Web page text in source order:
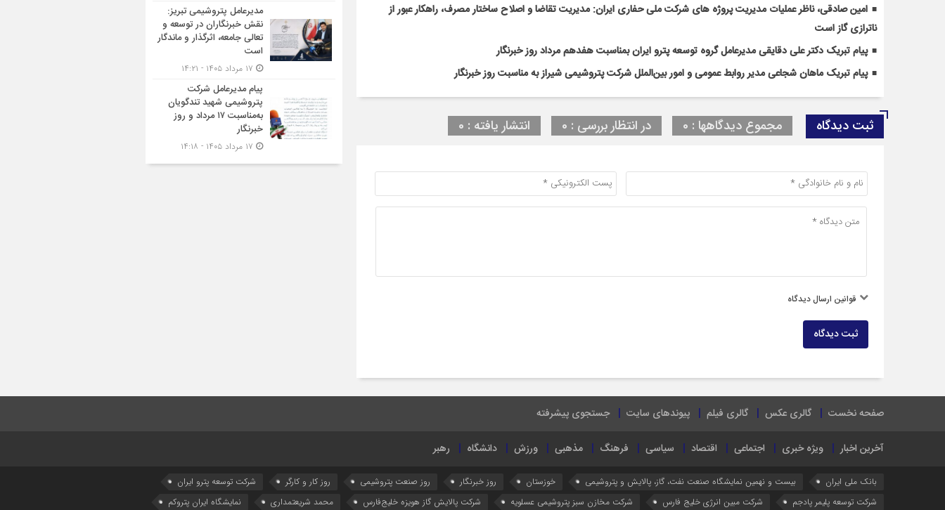
امین صادقی، ناظر عملیات مدیریت پروژه های شرکت ملی حفاری ایران: مدیریت تقاضا و اصلاح ساختار مصرف، راهکار عبور از
ناترازی گاز است
پیام تبریک دکتر علی دقایقی مدیرعامل گروه توسعه پترو ایران بمناسبت هفدهم مرداد روز خبرنگار
پیام تبریک ماهان شجاعی مدیر روابط عمومی و امور بین‌الملل شرکت پتروشیمی شیراز به مناسبت روز خبرنگار
ثبت دیدگاه مجموع دیدگاهها : 0 در انتظار بررسی : 0 انتشار یافته : 0
قوانین ارسال دیدگاه
ثبت دیدگاه
مدیرعامل پتروشیمی تبریز:
نقش خبرنگاران در توسعه و
تعالی جامعه، اثرگذار و ماندگار
است
پیام مدیرعامل شرکت
پتروشیمی شهید تندگویان
به‌مناسبت ۱۷ مرداد و روز
خبرنگار
صفحه نخست گالری عکس گالری فیلم پیوندهای سایت جستجوی پیشرفته
آخرین اخبار ویژه خبری اجتماعی اقتصاد سیاسی فرهنگ مذهبی ورزش دانشگاه رهبر
بانک ملی ایران بیست و نهمین نمایشگاه صنعت نفت، گاز، پالایش و پتروشیمی خوزستان روز خبرنگار روز صنعت پتروشیمی روز کار و کارگر
شركت توسعه پترو ایران
شرکت توسعه پلیمر پادجم
شرکت مبین انرژی خلیج فارس شرکت مخازن سبز پتروشیمی عسلویه شرکت پالایش گاز هویزه خلیج‌فارس محمد شریعتمداری نمایشگاه ایران پتروکم